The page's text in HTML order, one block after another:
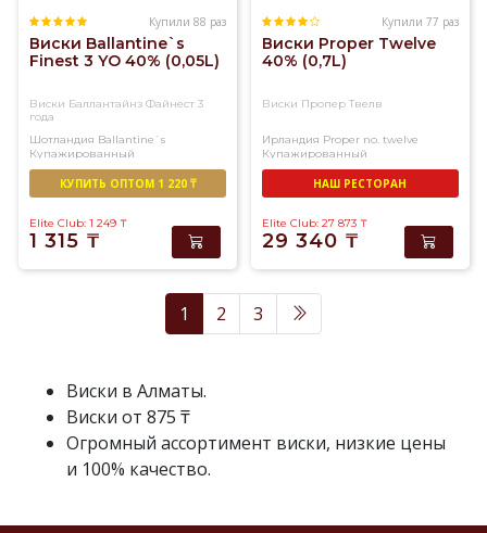
Купили 88 раз
Виски Ballantine`s
Finest 3 YO 40% (0,05L)
Виски Баллантайнз Файнест 3
года
Шотландия Ballantine`s
Купажированный
КУПИТЬ ОПТОМ 1 220 ₸
Elite Club: 1 249 ₸
1 315 ₸
Купили 77 раз
Виски Proper Twelve
40% (0,7L)
Виски Пропер Твелв
Ирландия Proper no. twelve
Купажированный
НАШ РЕСТОРАН
Elite Club: 27 873 ₸
29 340 ₸
1 2 3
Виски в Алматы.
Виски от 875 ₸
Огромный ассортимент виски, низкие цены
и 100% качество.